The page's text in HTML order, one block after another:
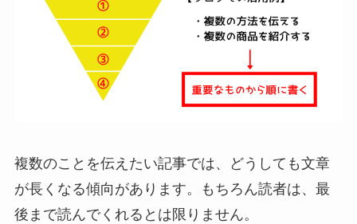
複数のことを伝えたい記事では、どうしても文章
が長くなる傾向があります。もちろん読者は、最
後まで読んでくれるとは限りません。